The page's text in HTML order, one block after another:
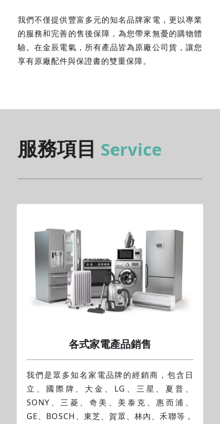
我們不僅提供豐富多元的知名品牌家電，更以專業
的服務和完善的售後保障，為您帶來無憂的購物體
驗。在金辰電氣，所有產品皆為原廠公司貨，讓您
享有原廠配件與保證書的雙重保障。
服務項目 Service
各式家電產品銷售
我們是眾多知名家電品牌的經銷商，包含日
立、國際牌、大金、LG、三星、夏普、
SONY、三菱、奇美、美泰克、惠而浦、
GE、BOSCH、東芝、賀眾、林內、禾聯等，